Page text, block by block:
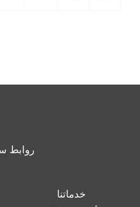
روابط
خدماتنا